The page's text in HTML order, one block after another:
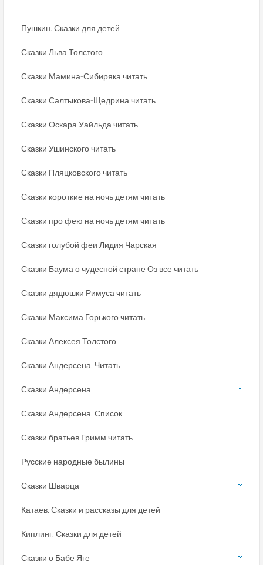
Пушкин. Сказки для детей
Сказки Льва Толстого
Сказки Мамина-Сибиряка читать
Сказки Салтыкова-Щедрина читать
Сказки Оскара Уайльда читать
Сказки Ушинского читать
Сказки Пляцковского читать
Сказки короткие на ночь детям читать
Сказки про фею на ночь детям читать
Сказки голубой феи Лидия Чарская
Сказки Баума о чудесной стране Оз все читать
Сказки дядюшки Римуса читать
Сказки Максима Горького читать
Сказки Алексея Толстого
Сказки Андерсена. Читать
Сказки Андерсена
Сказки Андерсена. Список
Сказки братьев Гримм читать
Русские народные былины
Сказки Шварца
Катаев. Сказки и рассказы для детей
Киплинг. Сказки для детей
Сказки о Бабе Яге